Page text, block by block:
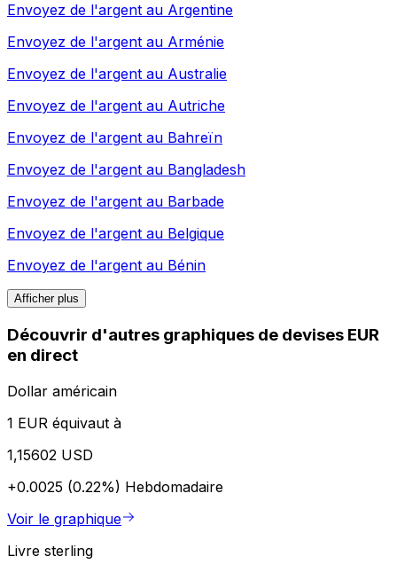
Envoyez de l'argent au Argentine
Envoyez de l'argent au Arménie
Envoyez de l'argent au Australie
Envoyez de l'argent au Autriche
Envoyez de l'argent au Bahreïn
Envoyez de l'argent au Bangladesh
Envoyez de l'argent au Barbade
Envoyez de l'argent au Belgique
Envoyez de l'argent au Bénin
Afficher plus
Découvrir d'autres graphiques de devises EUR
en direct
Dollar américain
1 EUR équivaut à
1,15602 USD
+0.0025 (0.22%) Hebdomadaire
Voir le graphique
Livre sterling